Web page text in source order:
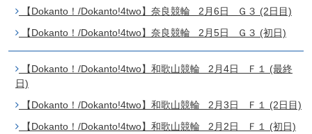
【Dokanto！/Dokanto!4two】奈良競輪 2月6日 Ｇ３ (2日目)
【Dokanto！/Dokanto!4two】奈良競輪 2月5日 Ｇ３ (初日)
【Dokanto！/Dokanto!4two】和歌山競輪 2月4日 Ｆ１ (最終
日)
【Dokanto！/Dokanto!4two】和歌山競輪 2月3日 Ｆ１ (2日目)
【Dokanto！/Dokanto!4two】和歌山競輪 2月2日 Ｆ１ (初日)